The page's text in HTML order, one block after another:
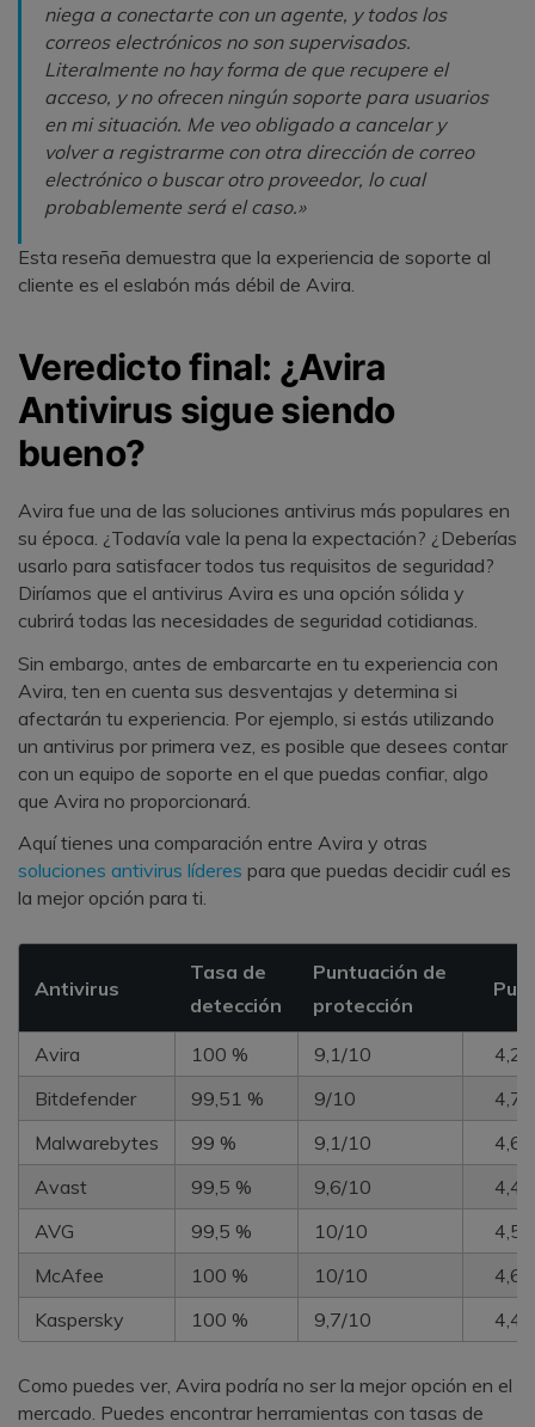
niega a conectarte con un agente, y todos los
correos electrónicos no son supervisados.
Literalmente no hay forma de que recupere el
acceso, y no ofrecen ningún soporte para usuarios
en mi situación. Me veo obligado a cancelar y
volver a registrarme con otra dirección de correo
electrónico o buscar otro proveedor, lo cual
probablemente será el caso.»
Esta reseña demuestra que la experiencia de soporte al
cliente es el eslabón más débil de Avira.
Veredicto final: ¿Avira
Antivirus sigue siendo
bueno?
Avira fue una de las soluciones antivirus más populares en
su época. ¿Todavía vale la pena la expectación? ¿Deberías
usarlo para satisfacer todos tus requisitos de seguridad?
Diríamos que el antivirus Avira es una opción sólida y
cubrirá todas las necesidades de seguridad cotidianas.
Sin embargo, antes de embarcarte en tu experiencia con
Avira, ten en cuenta sus desventajas y determina si
afectarán tu experiencia. Por ejemplo, si estás utilizando
un antivirus por primera vez, es posible que desees contar
con un equipo de soporte en el que puedas confiar, algo
que Avira no proporcionará.
Aquí tienes una comparación entre Avira y otras
soluciones antivirus líderes para que puedas decidir cuál es
la mejor opción para ti.
Antivirus
Tasa de
detección
Puntuación de
protección
Avira 100 % 9,1/10
4,2/
Bitdefender
99,51 % 9/10
4,7/
Malwarebytes
99 % 9,1/10
4,6/
Avast
99,5 % 9,6/10
4,4/
AVG
99,5 % 10/10
4,5/
McAfee
100 % 10/10
4,6/
Kaspersky
100 % 9,7/10 4,4/
Como puedes ver, Avira podría no ser la mejor opción en el
mercado. Puedes encontrar herramientas con tasas de